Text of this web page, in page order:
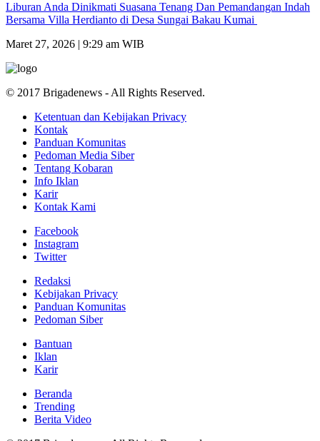
Liburan Anda Dinikmati Suasana Tenang Dan Pemandangan Indah
Bersama Villa Herdianto di Desa Sungai Bakau Kumai
Maret 27, 2026 | 9:29 am WIB
© 2017 Brigadenews - All Rights Reserved.
Ketentuan dan Kebijakan Privacy
Kontak
Panduan Komunitas
Pedoman Media Siber
Tentang Kobaran
Info Iklan
Karir
Kontak Kami
Facebook
Instagram
Twitter
Redaksi
Kebijakan Privacy
Panduan Komunitas
Pedoman Siber
Bantuan
Iklan
Karir
Beranda
Trending
Berita Video